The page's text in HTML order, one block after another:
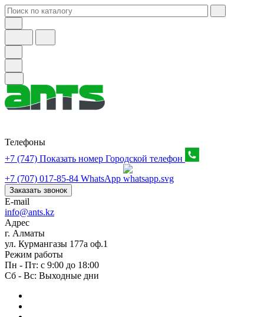
Телефоны
+7 (747) Показать номер Городской телефон
+7 (707) 017-85-84 WhatsApp
Заказать звонок
E-mail
info@ants.kz
Адрес
г. Алматы
ул. Курмангазы 177а оф.1
Режим работы
Пн - Пт: с 9:00 до 18:00
Сб - Вс: Выходные дни